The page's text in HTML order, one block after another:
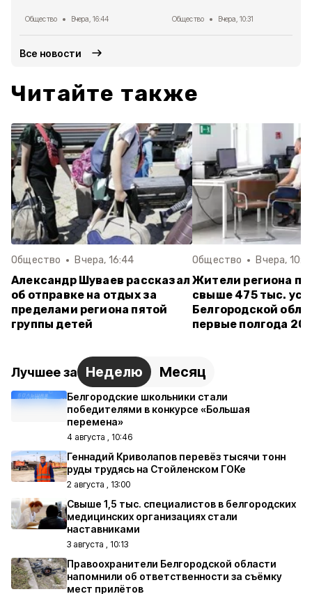
Общество Вчера, 16:44 Общество Вчера, 10:31
Все новости
Читайте также
Общество Вчера, 16:44
Александр Шуваев рассказал
об отправке на отдых за
пределами региона пятой
группы детей
Общество Вчера,
Жители региона
свыше 475 тыс.
Белгородской
первые полгода
Лучшее за Неделю Месяц
Белгородские школьники стали
победителями в конкурсе «Большая
перемена»
4 августа , 10:46
Геннадий Криволапов перевёз тысячи тонн
руды трудясь на Стойленском ГОКе
2 августа , 13:00
Свыше 1,5 тыс. специалистов в белгородских
медицинских организациях стали
наставниками
3 августа , 10:13
Правоохранители Белгородской области
напомнили об ответственности за съёмку
мест прилётов